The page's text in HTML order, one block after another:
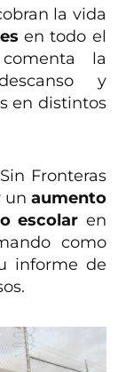
la vida
en todo el
la
y
en distintos
Fronteras
un aumento
escolar en
como
informe de